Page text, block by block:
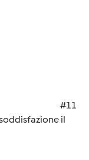
#11
il